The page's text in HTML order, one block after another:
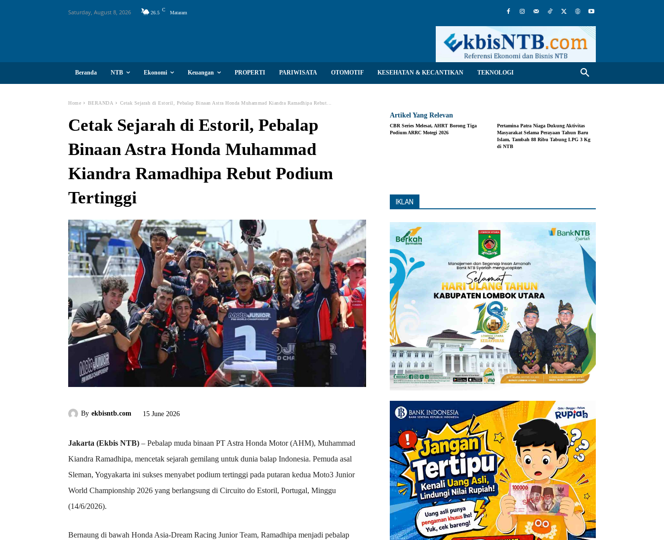
Saturday, August 8, 2026 26.5
C
Mataram
Beranda NTB Ekonomi Keuangan PROPERTI PARIWISATA OTOMOTIF KESEHATAN & KECANTIKAN TEKNOLOGI
Home BERANDA Cetak Sejarah di Estoril, Pebalap Binaan Astra Honda Muhammad Kiandra Ramadhipa Rebut...
Cetak Sejarah di Estoril, Pebalap
Binaan Astra Honda Muhammad
Kiandra Ramadhipa Rebut Podium
Tertinggi
By ekbisntb.com 15 June 2026
Jakarta (Ekbis NTB) – Pebalap muda binaan PT Astra Honda Motor (AHM), Muhammad
Kiandra Ramadhipa, mencetak sejarah gemilang untuk dunia balap Indonesia. Pemuda asal
Sleman, Yogyakarta ini sukses menyabet podium tertinggi pada putaran kedua Moto3 Junior
World Championship 2026 yang berlangsung di Circuito do Estoril, Portugal, Minggu
(14/6/2026).
Bernaung di bawah Honda Asia-Dream Racing Junior Team, Ramadhipa menjadi pebalap
Artikel Yang Relevan
CBR Series Melesat, AHRT Borong Tiga
Podium ARRC Motegi 2026
Pertamina Patra Niaga Dukung Aktivitas
Masyarakat Selama Perayaan Tahun Baru
Islam, Tambah 88 Ribu Tabung LPG 3 Kg
di NTB
IKLAN